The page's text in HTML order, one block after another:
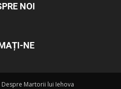
NOI
NE
Despre Martorii lui Iehova